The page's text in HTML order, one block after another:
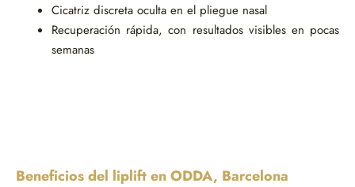
Cicatriz discreta oculta en el pliegue nasal
Recuperación rápida, con resultados visibles en pocas
semanas
Beneficios del liplift en ODDA, Barcelona